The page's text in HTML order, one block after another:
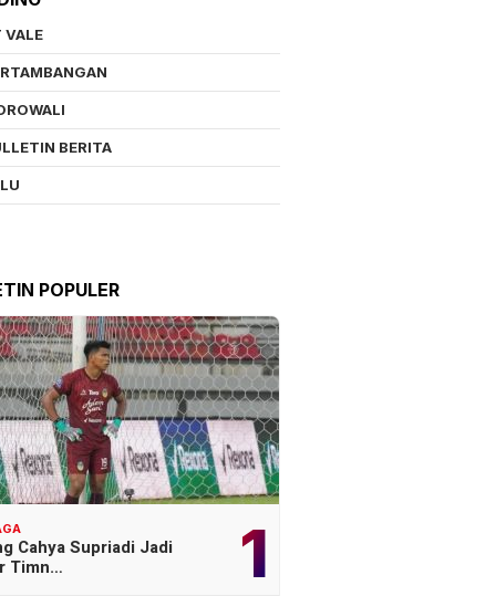
VALE
BERITA
POPULER
1
Cahya Supriadi Jadi
Timn…